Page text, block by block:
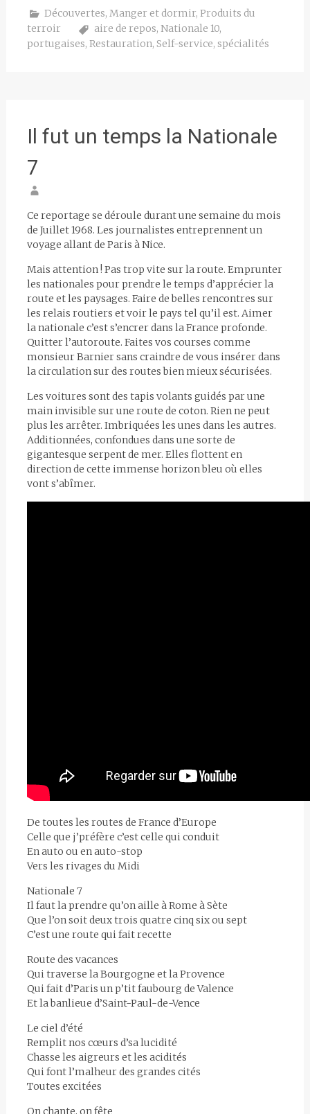
Découvertes, Manger et dormir, Produits du
terroir
aire de repos, Nationale 10,
portugaises, Restauration, Self-service, spécialités
Il fut un temps la Nationale
7
Ce reportage se déroule durant une semaine du mois
de Juillet 1968. Les journalistes entreprennent un
voyage allant de Paris à Nice.
Mais attention ! Pas trop vite sur la route. Emprunter
les nationales pour prendre le temps d’apprécier la
route et les paysages. Faire de belles rencontres sur
les relais routiers et voir le pays tel qu’il est. Aimer
la nationale c’est s’encrer dans la France profonde.
Quitter l’autoroute. Faites vos courses comme
monsieur Barnier sans craindre de vous insérer dans
la circulation sur des routes bien mieux sécurisées.
Les voitures sont des tapis volants guidés par une
main invisible sur une route de coton. Rien ne peut
plus les arrêter. Imbriquées les unes dans les autres.
Additionnées, confondues dans une sorte de
gigantesque serpent de mer. Elles flottent en
direction de cette immense horizon bleu où elles
vont s’abîmer.
De toutes les routes de France d’Europe
Celle que j’préfère c’est celle qui conduit
En auto ou en auto-stop
Vers les rivages du Midi
Nationale 7
Il faut la prendre qu’on aille à Rome à Sète
Que l’on soit deux trois quatre cinq six ou sept
C’est une route qui fait recette
Route des vacances
Qui traverse la Bourgogne et la Provence
Qui fait d’Paris un p’tit faubourg de Valence
Et la banlieue d’Saint-Paul-de-Vence
Le ciel d’été
Remplit nos cœurs d’sa lucidité
Chasse les aigreurs et les acidités
Qui font l’malheur des grandes cités
Toutes excitées
On chante, on fête